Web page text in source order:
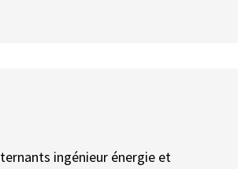
ingénieur énergie et